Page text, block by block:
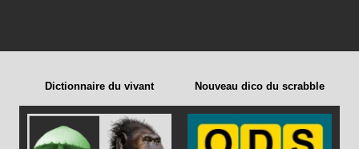
Dictionnaire du vivant Nouveau dico du scrabble